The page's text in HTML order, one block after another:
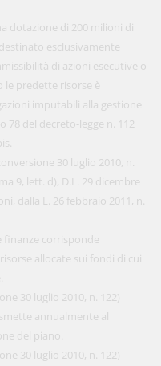
dotazione di 200 milioni di
esclusivamente
di azioni esecutive o
le predette risorse è
imputabili alla gestione
78 del decreto-legge n. 112
30 luglio 2010, n.
9, lett. d), D.L. 29 dicembre
dalla L. 26 febbraio 2011, n.
finanze corrisponde
allocate sui fondi di cui
30 luglio 2010, n. 122)
annualmente al
del piano.
30 luglio 2010, n. 122)